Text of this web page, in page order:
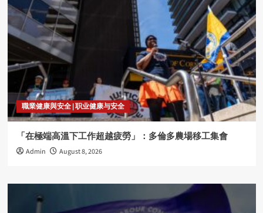
職業健康與安全 | 职业健康与安全
「在極端高溫下工作超越疲勞」：多倫多農場移工集會
Admin August 8, 2026